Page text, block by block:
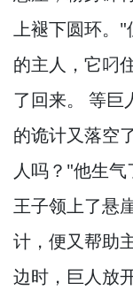
上褪下圆环。 "
的主人， 它叼
了回来。
等巨
的诡计又落空了
人吗？ "他生气
王子领上了悬崖
计， 便又帮助
边时， 巨人放